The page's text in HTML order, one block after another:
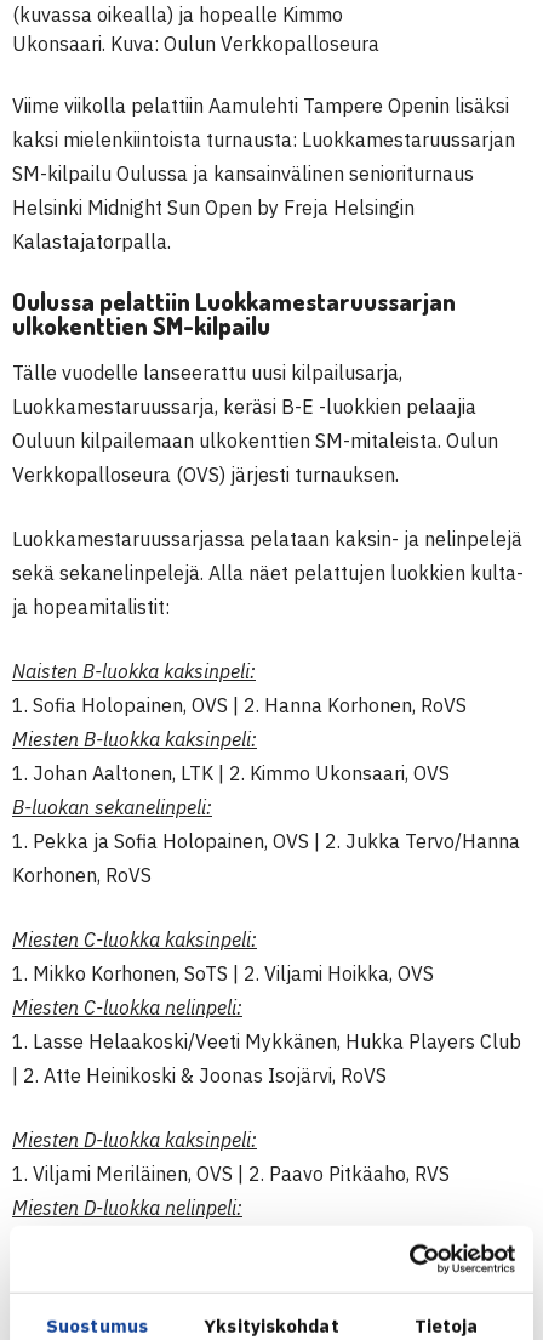
Suostumus Yksityiskohdat Tietoja
(kuvassa oikealla) ja hopealle Kimmo
Ukonsaari. Kuva: Oulun Verkkopalloseura
Viime viikolla pelattiin Aamulehti Tampere Openin lisäksi
kaksi mielenkiintoista turnausta: Luokkamestaruussarjan
SM-kilpailu Oulussa ja kansainvälinen senioriturnaus
Helsinki Midnight Sun Open by Freja Helsingin
Kalastajatorpalla.
Oulussa pelattiin Luokkamestaruussarjan
ulkokenttien SM-kilpailu
Tälle vuodelle lanseerattu uusi kilpailusarja,
Luokkamestaruussarja, keräsi B-E -luokkien pelaajia
Ouluun kilpailemaan ulkokenttien SM-mitaleista. Oulun
Verkkopalloseura (OVS) järjesti turnauksen.
Luokkamestaruussarjassa pelataan kaksin- ja nelinpelejä
sekä sekanelinpelejä. Alla näet pelattujen luokkien kulta-
ja hopeamitalistit:
Naisten B-luokka kaksinpeli:
1. Sofia Holopainen, OVS | 2. Hanna Korhonen, RoVS
Miesten B-luokka kaksinpeli:
1. Johan Aaltonen, LTK | 2. Kimmo Ukonsaari, OVS
B-luokan sekanelinpeli:
1. Pekka ja Sofia Holopainen, OVS | 2. Jukka Tervo/Hanna
Korhonen, RoVS
Miesten C-luokka kaksinpeli:
1. Mikko Korhonen, SoTS | 2. Viljami Hoikka, OVS
Miesten C-luokka nelinpeli:
1. Lasse Helaakoski/Veeti Mykkänen, Hukka Players Club
| 2. Atte Heinikoski & Joonas Isojärvi, RoVS
Miesten D-luokka kaksinpeli:
1. Viljami Meriläinen, OVS | 2. Paavo Pitkäaho, RVS
Miesten D-luokka nelinpeli:
1. Viljami Hoikka/Viljami Meriläinen, OVS | 2. Stefano Debbi,